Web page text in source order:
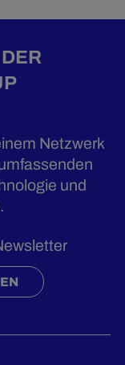
Netzwerk
und